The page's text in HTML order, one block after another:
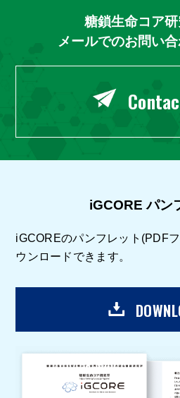
糖鎖生命コア
メールでのお問い
iGCORE パン
iGCOREのパンフレット(PDF
ウンロードできます。